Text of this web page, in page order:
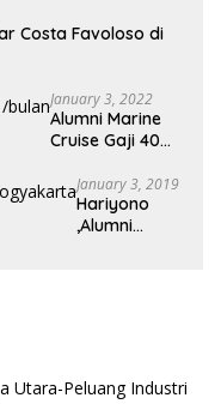
Costa Favoloso di
January 3, 2022
Alumni Marine
Cruise Gaji 40
January 3, 2019
Hariyono
,Alumni